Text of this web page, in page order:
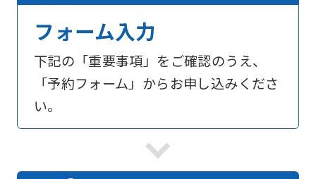
フォーム入力
下記の「重要事項」をご確認のうえ、
「予約フォーム」からお申し込みくださ
い。